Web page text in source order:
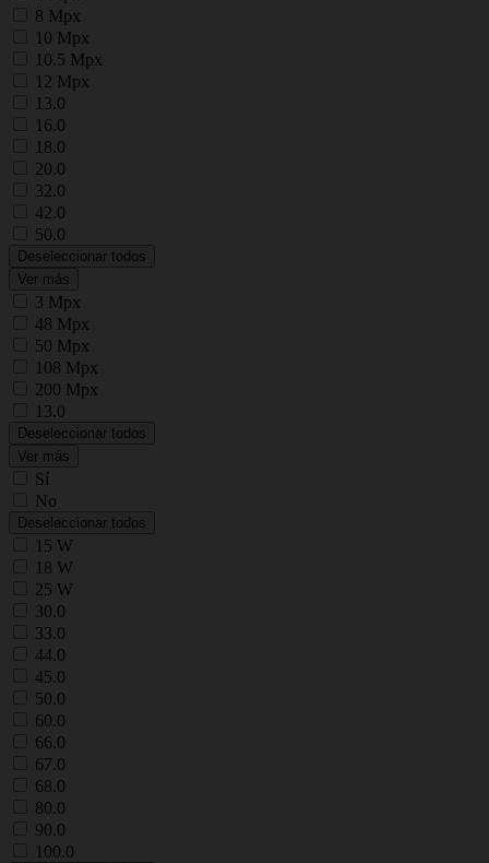
8 Mpx
10 Mpx
10.5 Mpx
12 Mpx
13.0
16.0
18.0
20.0
32.0
42.0
50.0
Deseleccionar todos
Ver más
3 Mpx
48 Mpx
50 Mpx
108 Mpx
200 Mpx
13.0
Deseleccionar todos
Ver más
Sí
No
Deseleccionar todos
15 W
18 W
25 W
30.0
33.0
44.0
45.0
50.0
60.0
66.0
67.0
68.0
80.0
90.0
100.0